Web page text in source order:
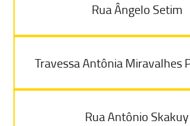
Rua Ângelo Setim
Travessa Antônia Miravalhes
Rua Antônio Skakuy